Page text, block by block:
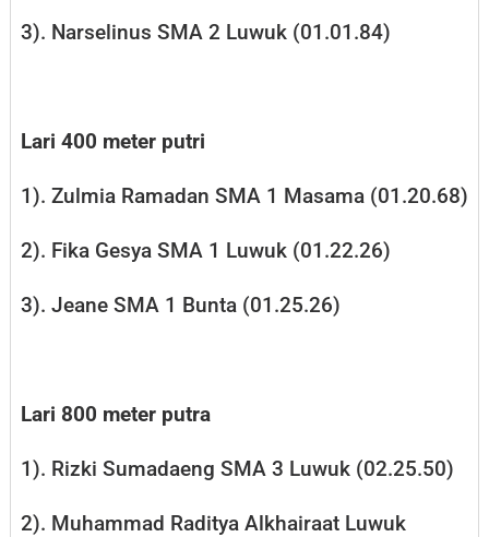
3). Narselinus SMA 2 Luwuk (01.01.84)
Lari 400 meter putri
1). Zulmia Ramadan SMA 1 Masama (01.20.68)
2). Fika Gesya SMA 1 Luwuk (01.22.26)
3). Jeane SMA 1 Bunta (01.25.26)
Lari 800 meter putra
1). Rizki Sumadaeng SMA 3 Luwuk (02.25.50)
2). Muhammad Raditya Alkhairaat Luwuk